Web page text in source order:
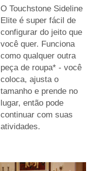
O Touchstone Sideline
Elite é super fácil de
configurar do jeito que
você quer. Funciona
como qualquer outra
peça de roupa* - você
coloca, ajusta o
tamanho e prende no
lugar, então pode
continuar com suas
atividades.